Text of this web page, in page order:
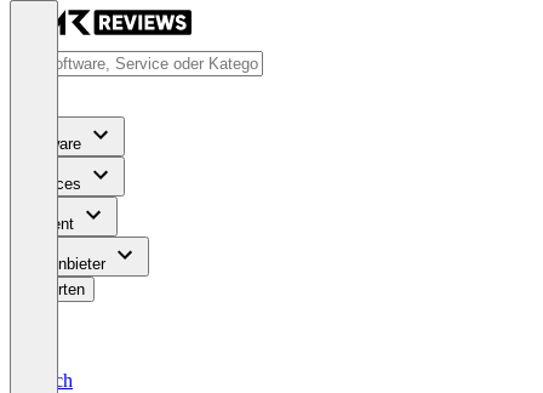
Software
Services
Content
Für Anbieter
Bewerten
Deutsch